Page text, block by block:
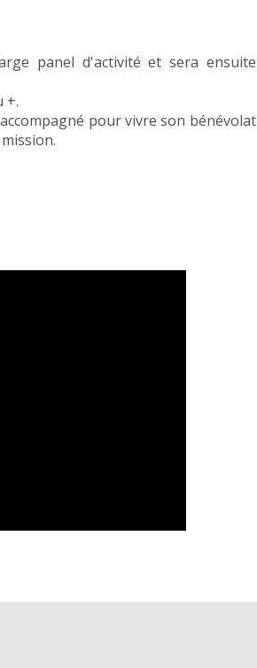
panel d'activité et sera ensuite
+.
pour vivre son bénévolat